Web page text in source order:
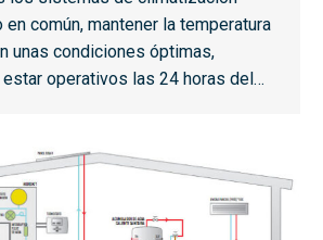
común, mantener la temperatura
unas condiciones óptimas,
operativos las 24 horas del…